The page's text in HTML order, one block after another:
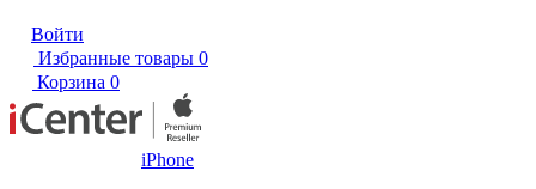
Войти
Избранные товары 0
Корзина 0
iPhone